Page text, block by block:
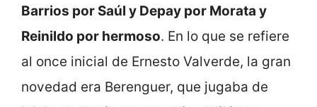
Barrios por Saúl y Depay por Morata y
Reinildo por hermoso. En lo que se refiere
al once inicial de Ernesto Valverde, la gran
novedad era Berenguer, que jugaba de